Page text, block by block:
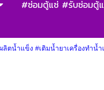
#ซ่อมตู้แซ่ #รับซ่อมตู้
ลิตน้ำแข็ง #เติมน้ำยาเครื่องทำน้ำ